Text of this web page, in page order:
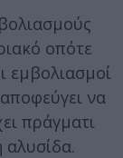
οπότε
εμβολιασμοί
να
πράγματι